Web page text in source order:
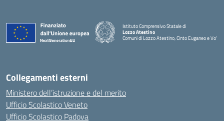
Istituto Comprensivo Statale di
Lozzo Atestino
Comuni di Lozzo Atestino, Cinto Euganeo e Vo'
— Visita la pagina iniziale della scuola
Collegamenti esterni
Ministero dell’istruzione e del merito
Ufficio Scolastico Veneto
Ufficio Scolastico Padova